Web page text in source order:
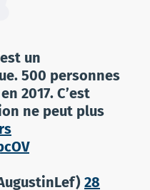
un
500 personnes
2017. C’est
ne peut plus
28